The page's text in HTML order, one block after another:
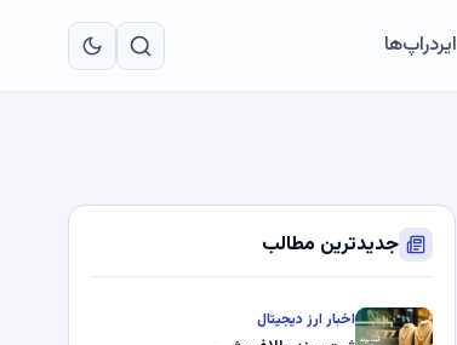
ایردراپ‌ها
جدیدترین مطالب
اخبار ارز دیجیتال